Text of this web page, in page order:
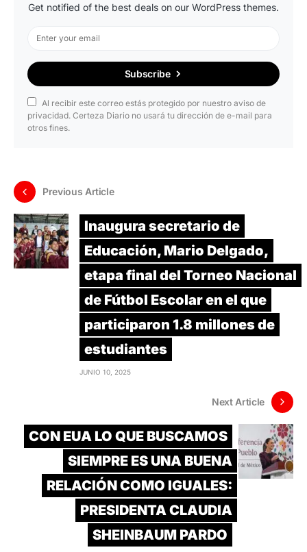
Get notified of the best deals on our WordPress themes.
Subscribe
Al recibir este correo estás protegido por nuestro aviso de
privacidad. Certeza Diario no usará tu dirección de e-mail para
otros fines.
Previous Article
Inaugura secretario de
Educación, Mario Delgado,
etapa final del Torneo Nacional
de Fútbol Escolar en el que
participaron 1.8 millones de
estudiantes
JUNIO 10, 2025
Next Article
CON EUA LO QUE BUSCAMOS
SIEMPRE ES UNA BUENA
RELACIÓN COMO IGUALES:
PRESIDENTA CLAUDIA
SHEINBAUM PARDO